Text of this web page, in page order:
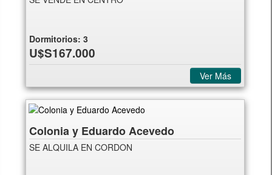
Dormitorios:3
U$S167.000
Ver Más
Colonia y Eduardo Acevedo
SE ALQUILA EN CORDON